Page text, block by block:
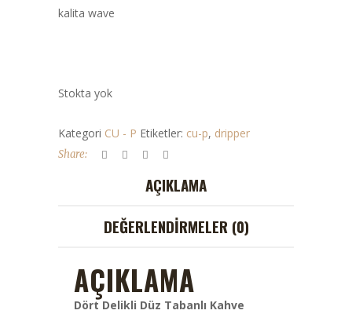
kalita wave
Stokta yok
Kategori CU - P Etiketler: cu-p, dripper
Share:
AÇIKLAMA
DEĞERLENDIRMELER (0)
AÇIKLAMA
Dört Delikli Düz Tabanlı Kahve